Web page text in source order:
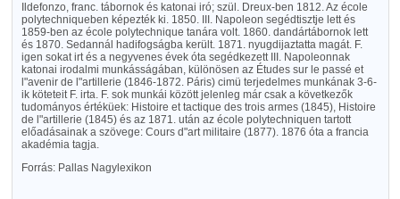
Ildefonzo, franc. tábornok és katonai iró; szül. Dreux-ben 1812. Az école
polytechniqueben képezték ki. 1850. III. Napoleon segédtisztje lett és
1859-ben az école polytechnique tanára volt. 1860. dandártábornok lett
és 1870. Sedannál hadifogságba került. 1871. nyugdijaztatta magát. F.
igen sokat irt és a negyvenes évek óta segédkezett III. Napoleonnak
katonai irodalmi munkásságában, különösen az Études sur le passé et
l"avenir de l"artillerie (1846-1872. Páris) cimü terjedelmes munkának 3-6-
ik köteteit F. irta. F. sok munkái között jelenleg már csak a következők
tudományos értéküek: Histoire et tactique des trois armes (1845), Histoire
de l"artillerie (1845) és az 1871. után az école polytechniquen tartott
előadásainak a szövege: Cours d"art militaire (1877). 1876 óta a francia
akadémia tagja.
Forrás: Pallas Nagylexikon